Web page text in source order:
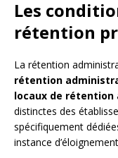
Les
rétention
La rétention
rétention
locaux de
distinctes des
spécifiquement
instance